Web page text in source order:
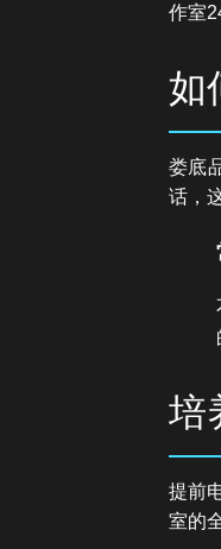
作室
如
娄底
话，
培
提前
室的